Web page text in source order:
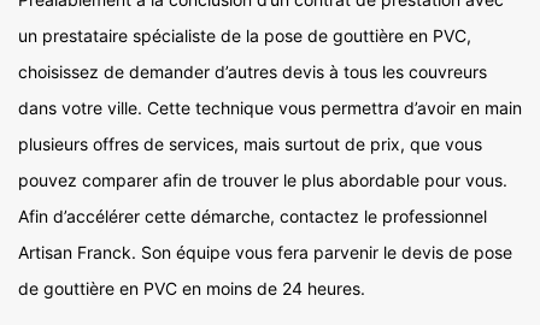
un prestataire spécialiste de la pose de gouttière en PVC,
choisissez de demander d’autres devis à tous les couvreurs
dans votre ville. Cette technique vous permettra d’avoir en main
plusieurs offres de services, mais surtout de prix, que vous
pouvez comparer afin de trouver le plus abordable pour vous.
Afin d’accélérer cette démarche, contactez le professionnel
Artisan Franck. Son équipe vous fera parvenir le devis de pose
de gouttière en PVC en moins de 24 heures.